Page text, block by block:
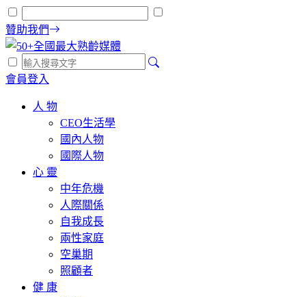
贊助我們
會員登入
人 物
CEO生活學
國內人物
國際人物
心 靈
中年危機
人際關係
自我成長
兩性家庭
空巢期
照顧者
健 康